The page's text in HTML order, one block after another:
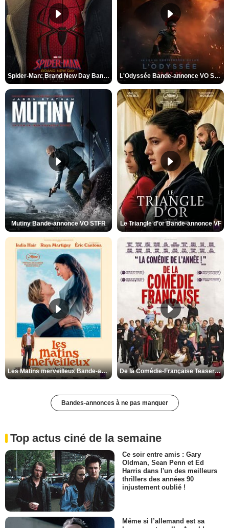
Spider-Man: Brand New Day Bande-annonce VO STFR L'Odyssée Bande-annonce VO STFR
Mutiny Bande-annonce VO STFR Le Triangle d'or Bande-annonce VF
Les Matins merveilleux Bande-annonce VF De la Comédie-Française Teaser VF
Bandes-annonces à ne pas manquer
Top actus ciné de la semaine
Ce soir entre amis : Gary
Oldman, Sean Penn et Ed
Harris dans l'un des meilleurs
thrillers des années 90
injustement oublié !
Même si l’allemand est sa